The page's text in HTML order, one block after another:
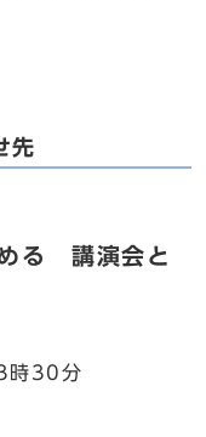
先
る 講演会と
時30分